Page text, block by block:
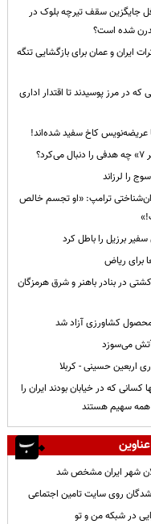
جایگزین سقف تیرچه بلوک در
شده است؟
ایران و عمان برای بازگشایی تنگه
در مرز پوسیدند تا اقتدار اداری
عریضه‌نویس کاخ سفید شده‌اند!
را لرزاند
ترامپ: «او تجسم خالص
سفیر برزیل را باطل کرد
کشتی در بنادر باهنر و شرق هرمزگان
آتش می‌سوزد
اربعین حسینی - کربلا
کسانی که در خیابان بودند ایران را
همه سهیم هستند
شهر ایران مشخص شد
روی سایت تامین اجتماعی
در شبکه من و تو